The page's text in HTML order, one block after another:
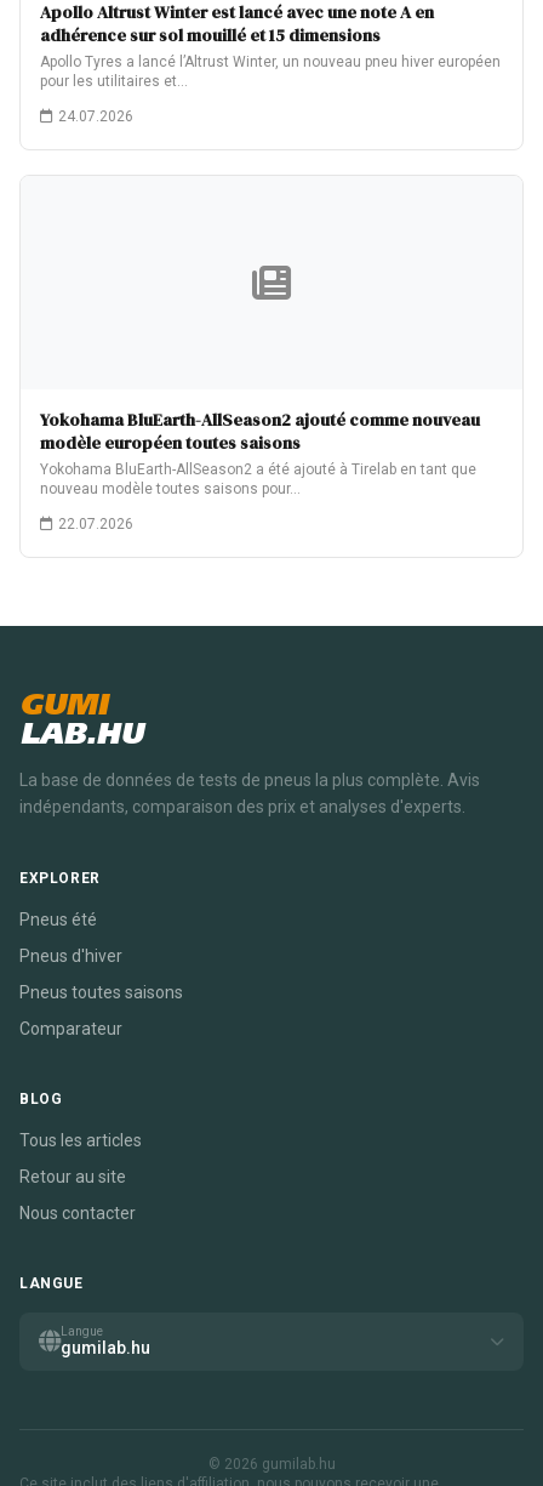
Apollo Altrust Winter est lancé avec une note A en
adhérence sur sol mouillé et 15 dimensions
Apollo Tyres a lancé l’Altrust Winter, un nouveau pneu hiver européen
pour les utilitaires et…
24.07.2026
Yokohama BluEarth-AllSeason2 ajouté comme nouveau
modèle européen toutes saisons
Yokohama BluEarth-AllSeason2 a été ajouté à Tirelab en tant que
nouveau modèle toutes saisons pour…
22.07.2026
GUMI
LAB.HU
La base de données de tests de pneus la plus complète. Avis
indépendants, comparaison des prix et analyses d'experts.
EXPLORER
Pneus été
Pneus d'hiver
Pneus toutes saisons
Comparateur
BLOG
Tous les articles
Retour au site
Nous contacter
LANGUE
Langue
gumilab.hu
© 2026 gumilab.hu